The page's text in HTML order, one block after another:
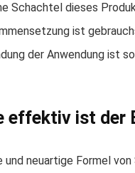
Schachtel dieses
ist
der Anwendung ist
effektiv ist der
und neuartige Formel